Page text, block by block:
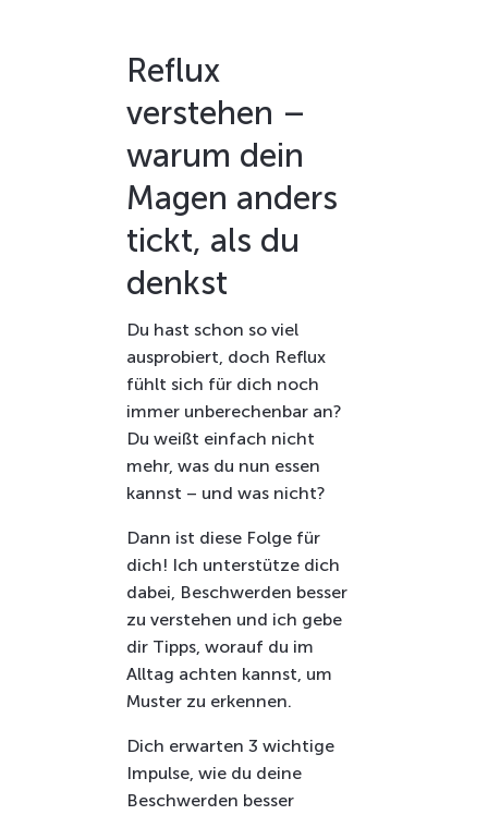
Reflux
verstehen –
warum dein
Magen anders
tickt, als du
denkst
Du hast schon so viel
ausprobiert, doch Reflux
fühlt sich für dich noch
immer unberechenbar an?
Du weißt einfach nicht
mehr, was du nun essen
kannst – und was nicht?
Dann ist diese Folge für
dich! Ich unterstütze dich
dabei, Beschwerden besser
zu verstehen und ich gebe
dir Tipps, worauf du im
Alltag achten kannst, um
Muster zu erkennen.
Dich erwarten 3 wichtige
Impulse, wie du deine
Beschwerden besser